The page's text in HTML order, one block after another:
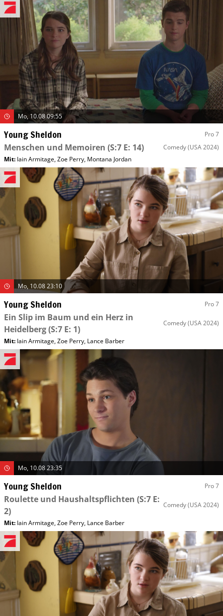
Mo, 10.08 09:55
Young Sheldon Pro 7
Menschen und Memoiren (S:7 E: 14) Comedy(USA 2024)
Mit: Iain Armitage,Zoe Perry, Montana Jordan
Mo, 10.08 23:10
Young Sheldon Pro 7
Ein Slip im Baum und ein Herz in
Heidelberg(S:7 E: 1)
Comedy(USA 2024)
Mit: Iain Armitage,Zoe Perry, Lance Barber
Mo, 10.08 23:35
Young Sheldon Pro 7
Roulette und Haushaltspflichten (S:7 E:
2)
Comedy(USA 2024)
Mit: Iain Armitage,Zoe Perry, Lance Barber